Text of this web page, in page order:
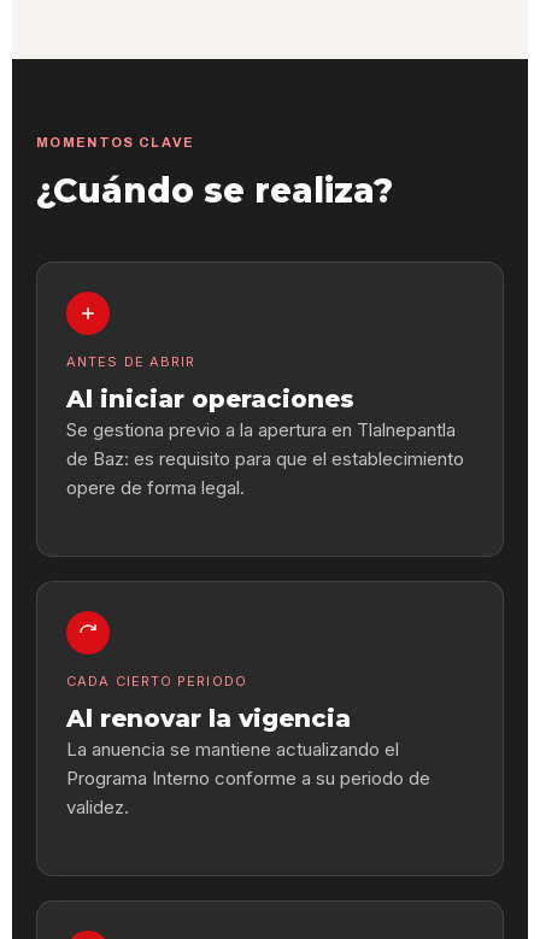
MOMENTOS CLAVE
¿Cuándo se realiza?
ANTES DE ABRIR
Al iniciar operaciones
Se gestiona previo a la apertura en Tlalnepantla
de Baz: es requisito para que el establecimiento
opere de forma legal.
CADA CIERTO PERIODO
Al renovar la vigencia
La anuencia se mantiene actualizando el
Programa Interno conforme a su periodo de
validez.